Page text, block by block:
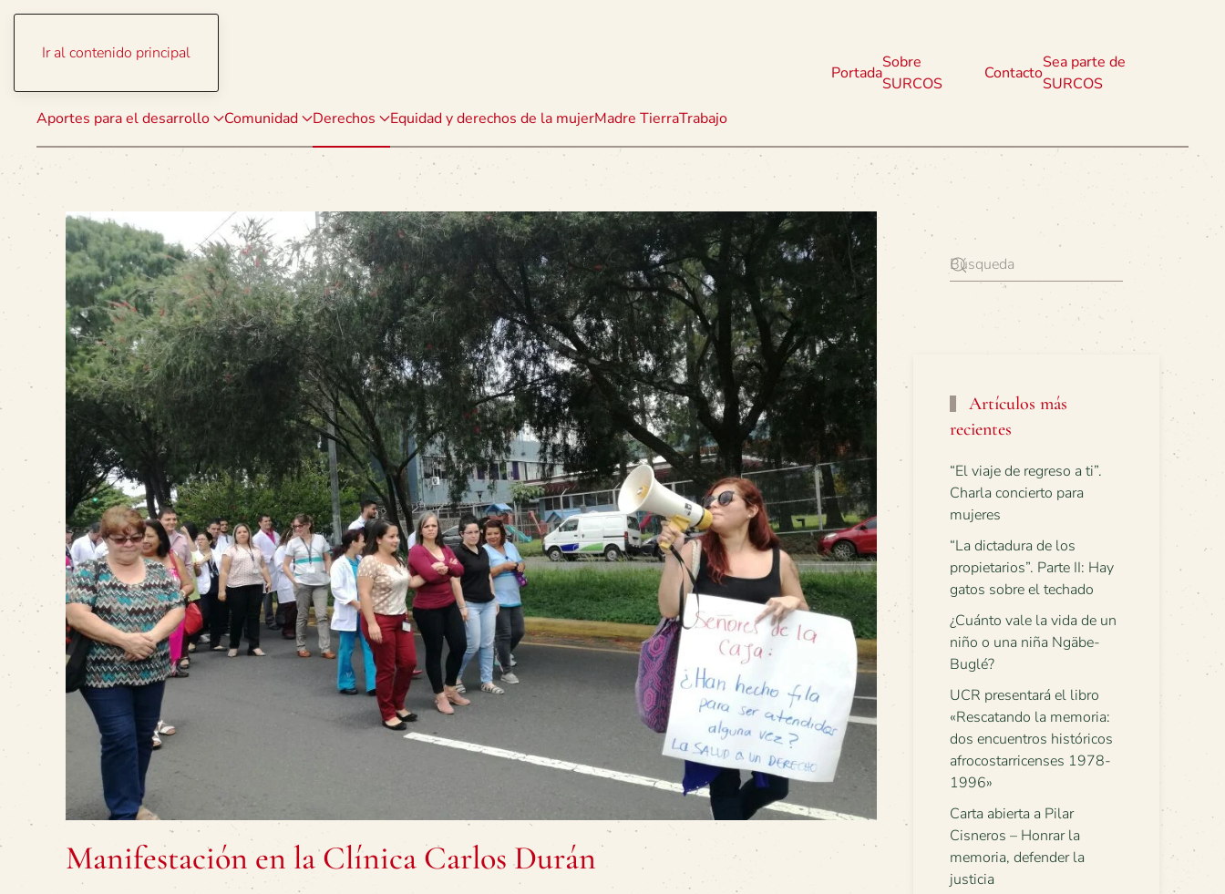
Ir al contenido principal
Aportes para el desarrollo Comunidad Derechos Equidad y derechos de la mujerMadre TierraTrabajo
Portada
Sobre
SURCOS
Contacto
Sea parte de
SURCOS
Manifestación en la Clínica Carlos Durán
Artículos más
recientes
“El viaje de regreso a ti”.
Charla concierto para
mujeres
“La dictadura de los
propietarios”. Parte II: Hay
gatos sobre el techado
¿Cuánto vale la vida de un
niño o una niña Ngäbe-
Buglé?
UCR presentará el libro
«Rescatando la memoria:
dos encuentros históricos
afrocostarricenses 1978-
1996»
Carta abierta a Pilar
Cisneros – Honrar la
memoria, defender la
justicia